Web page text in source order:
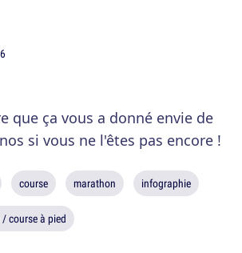
que ça vous a donné envie de
si vous ne l'êtes pas encore !
course marathon infographie
course à pied